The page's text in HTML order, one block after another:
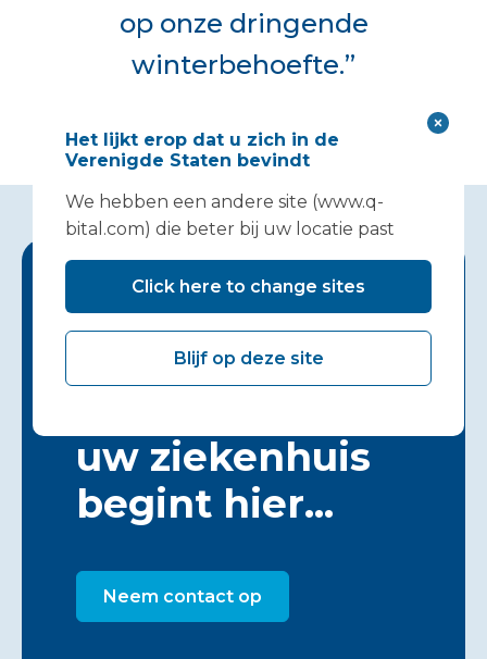
op onze dringende
winterbehoefte.”
Het vinden van
een oplossing
uw ziekenhuis
begint hier...
Neem contact op
Het lijkt erop dat u zich in de
Verenigde Staten bevindt
We hebben een andere site (www.q-
bital.com) die beter bij uw locatie past
Click here to change sites
Blijf op deze site